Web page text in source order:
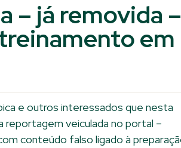
– já removida –
em
e outros interessados que nesta
reportagem veiculada no portal –
conteúdo falso ligado à